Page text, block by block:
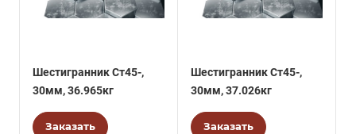
Шестигранник Ст45-,
30мм, 36.965кг
Заказать
Шестигранник Ст45-,
30мм, 37.026кг
Заказать